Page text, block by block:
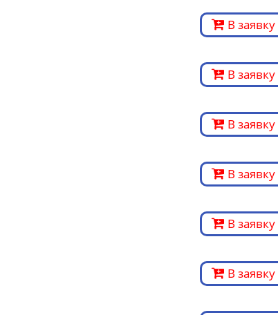
В заявку
В заявку
В заявку
В заявку
В заявку
В заявку